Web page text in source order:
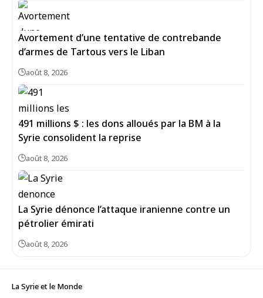
Avortement d’une tentative de contrebande
d’armes de Tartous vers le Liban
août 8, 2026
491 millions $ : les dons alloués par la BM à la
Syrie consolident la reprise
août 8, 2026
La Syrie dénonce l’attaque iranienne contre un
pétrolier émirati
août 8, 2026
La Syrie et le Monde